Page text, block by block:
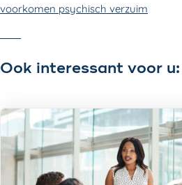
voorkomen psychisch verzuim
Ook interessant voor u: